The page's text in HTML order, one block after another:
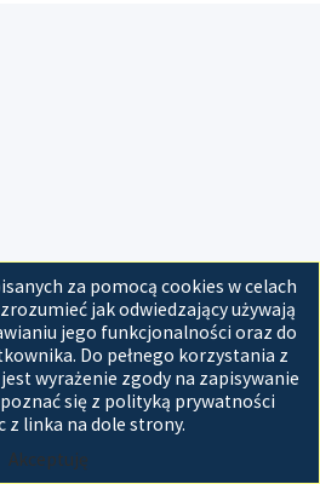
za pomocą cookies w celach
jak odwiedzający używają
jego funkcjonalności oraz do
Do pełnego korzystania z
wyrażenie zgody na zapisywanie
się z polityką prywatności
z linka na dole strony.
Akceptuję